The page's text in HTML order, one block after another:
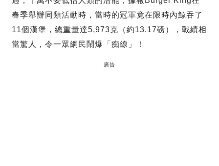
春季舉辦同類活動時，當時的冠軍竟在限時內鯨吞了
11個漢堡，總重量達5,973克（約13.17磅），戰績相
當驚人，令一眾網民鬧爆「痴線」！
廣告